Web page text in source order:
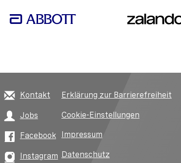
Kontakt
Jobs
Facebook
Instagram
Erklärung zur Barrierefreiheit
Cookie-Einstellungen
Impressum
Datenschutz